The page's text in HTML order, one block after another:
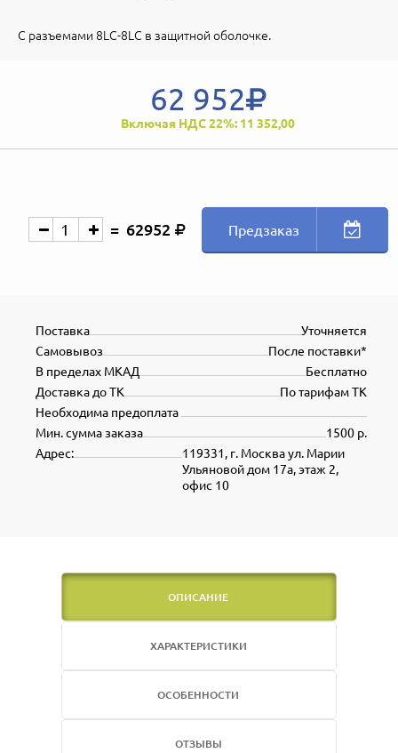
С разъемами 8LC-8LC в защитной оболочке.
62 952
Включая НДС 22%: 11 352,00
62952 Предзаказ
Уточняется
Поставка
После поставки*
Самовывоз
Бесплатно
В пределах МКАД
По тарифам ТК
Доставка до ТК
Необходима предоплата
1500 р.
Мин. сумма заказа
119331, г. Москва ул. Марии
Ульяновой дом 17а, этаж 2,
офис 10
Адрес:
ОПИСАНИЕ
ХАРАКТЕРИСТИКИ
ОСОБЕННОСТИ
ОТЗЫВЫ